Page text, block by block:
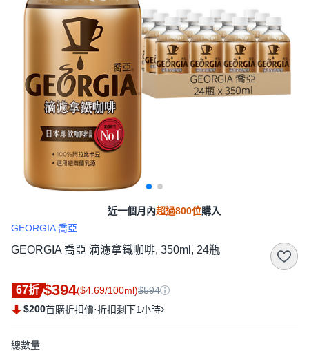
近一個月內超過800位購入
GEORGIA 喬亞
GEORGIA 喬亞 滴濾拿鐵咖啡, 350ml, 24瓶
67折 $394($4.69/100ml)$594
$200首購折扣價·折扣剩下1小時
總數量